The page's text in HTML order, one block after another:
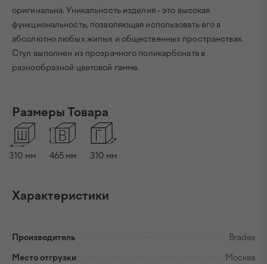
оригинальна. Уникальность изделия - это высокая
функциональность, позволяющая использовать его в
абсолютно любых жилых и общественных пространствах.
Стул выполнен из прозрачного поликарбоната в
разнообразной цветовой гамме.
Размеры Товара
310 мм 465 мм 310 мм
Характеристики
Производитель Bradex
Место отгрузки Москва